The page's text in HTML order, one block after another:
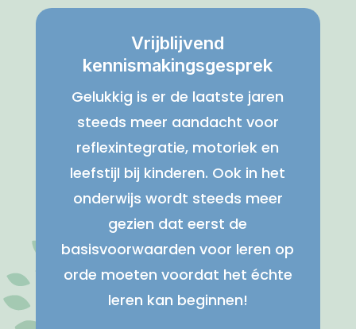
Vrijblijvend
kennismakingsgesprek
Gelukkig is er de laatste jaren
steeds meer aandacht voor
reflexintegratie, motoriek en
leefstijl bij kinderen. Ook in het
onderwijs wordt steeds meer
gezien dat eerst de
basisvoorwaarden voor leren op
orde moeten voordat het échte
leren kan beginnen!